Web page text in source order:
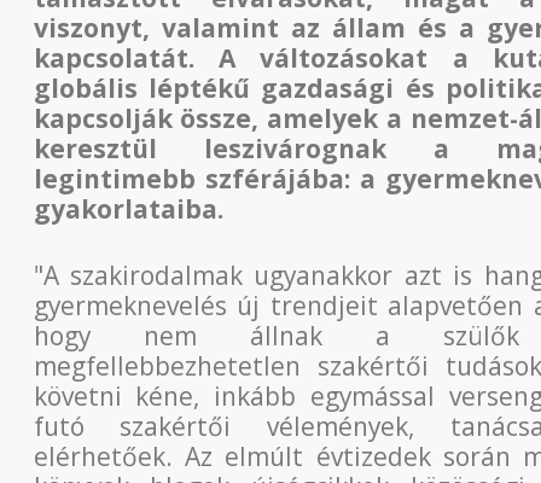
viszonyt, valamint az állam és a
kapcsolatát. A változásokat a
globális léptékű gazdasági és
kapcsolják össze, amelyek a
keresztül leszivárognak a
legintimebb szférájába: a
gyakorlataiba.
"A szakirodalmak ugyanakkor azt is
gyermeknevelés új trendjeit alapvetően
hogy nem állnak a szülők
megfellebbezhetetlen szakértői
követni kéne, inkább egymással
futó szakértői vélemények,
elérhetőek. Az elmúlt évtizedek során